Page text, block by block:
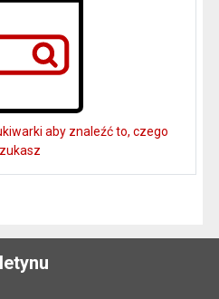
aby znaleźć to, czego